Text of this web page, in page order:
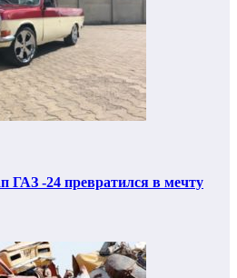
ГАЗ -24 превратился в мечту